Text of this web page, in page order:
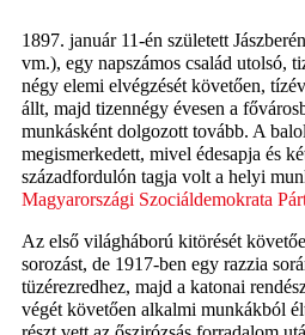
1897. január 11-én született
vm.), egy napszámos család utolsó,
négy elemi elvégzését követően,
állt, majd tizennégy évesen a
munkásként dolgozott tovább. A
megismerkedett, mivel édesapja és
századfordulón tagja volt a helyi
Magyarországi Szociáldemokrata
Az első világháború kitörését
sorozást, de 1917-ben egy razzia
tüzérezredhez, majd a katonai
végét követően alkalmi munkákból